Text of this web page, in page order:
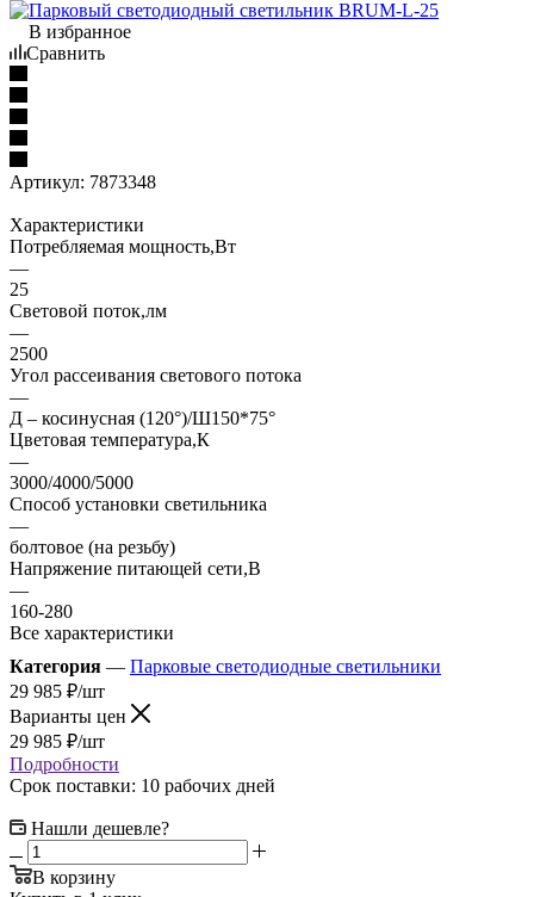
В избранное
Сравнить
Артикул: 7873348
Характеристики
Потребляемая мощность,Вт
—
25
Световой поток,лм
—
2500
Угол рассеивания светового потока
—
Д – косинусная (120°)/Ш150*75°
Цветовая температура,К
—
3000/4000/5000
Способ установки светильника
—
болтовое (на резьбу)
Напряжение питающей сети,В
—
160-280
Все характеристики
Категория — Парковые светодиодные светильники
29 985 ₽/шт
Варианты цен
29 985 ₽/шт
Подробности
Срок поставки: 10 рабочих дней
Нашли дешевле?
В корзину